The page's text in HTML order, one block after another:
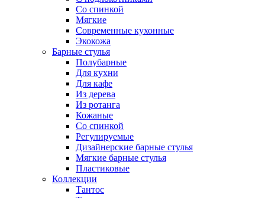
Со спинкой
Мягкие
Современные кухонные
Экокожа
Барные стулья
Полубарные
Для кухни
Для кафе
Из дерева
Из ротанга
Кожаные
Со спинкой
Регулируемые
Дизайнерские барные стулья
Мягкие барные стулья
Пластиковые
Коллекции
Тантос